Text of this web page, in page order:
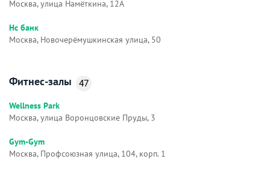
Москва, улица Намёткина, 12А
Нс банк
Москва, Новочерёмушкинская улица, 50
Фитнес-залы 47
Wellness Park
Москва, улица Воронцовские Пруды, 3
Gym-Gym
Москва, Профсоюзная улица, 104, корп. 1